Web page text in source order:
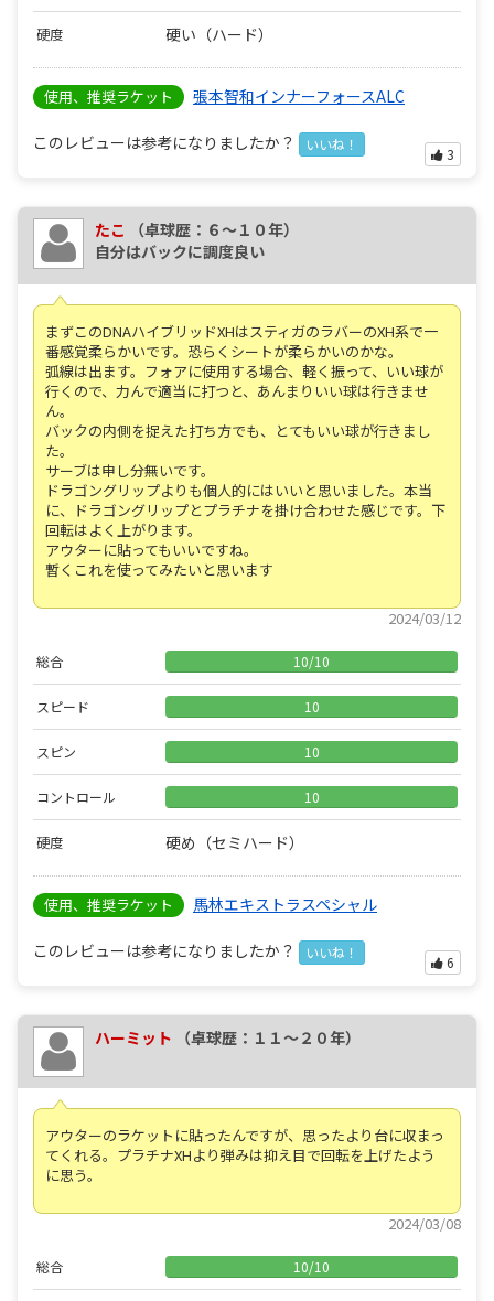
硬度 硬い（ハード）
使用、推奨ラケット 張本智和インナーフォースALC
このレビューは参考になりましたか？ いいね！
3
たこ
（卓球歴：６～１０年）
自分はバックに調度良い
まずこのDNAハイブリッドXHはスティガのラバーのXH系で一
番感覚柔らかいです。恐らくシートが柔らかいのかな。
弧線は出ます。フォアに使用する場合、軽く振って、いい球が
行くので、力んで適当に打つと、あんまりいい球は行きませ
ん。
バックの内側を捉えた打ち方でも、とてもいい球が行きまし
た。
サーブは申し分無いです。
ドラゴングリップよりも個人的にはいいと思いました。本当
に、ドラゴングリップとプラチナを掛け合わせた感じです。下
回転はよく上がります。
アウターに貼ってもいいですね。
暫くこれを使ってみたいと思います
2024/03/12
総合 10/10
スピード 10
スピン 10
コントロール 10
硬度 硬め（セミハード）
使用、推奨ラケット 馬林エキストラスペシャル
このレビューは参考になりましたか？ いいね！
6
ハーミット （卓球歴：１１～２０年）
アウターのラケットに貼ったんですが、思ったより台に収まっ
てくれる。プラチナXHより弾みは抑え目で回転を上げたよう
に思う。
2024/03/08
総合 10/10